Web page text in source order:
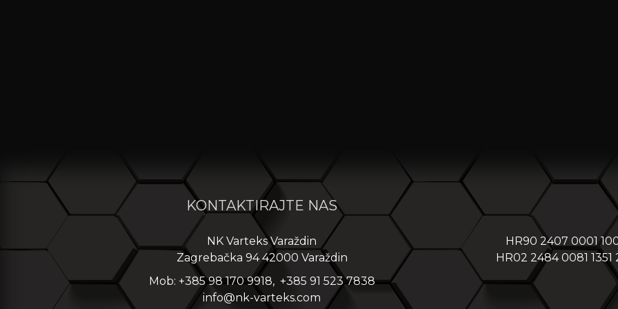
KONTAKTIRAJTE NAS
NK Varteks Varaždin
Zagrebačka 94 42000 Varaždin
Mob: +385 98 170 9918, +385 91 523 7838
info@nk-varteks.com
HR90 2407 0001
HR02 2484 0081 1351